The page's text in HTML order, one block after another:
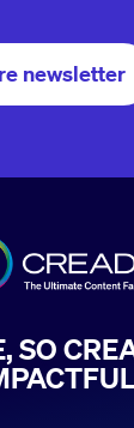
newsletter
SO